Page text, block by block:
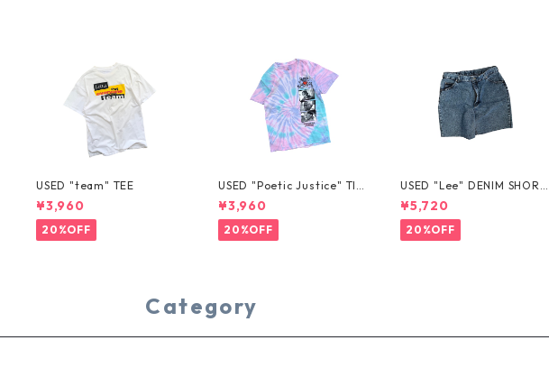
USED "team" TEE
¥3,960
20%OFF
USED "Poetic Justice" TIE
-DYE TEE
¥3,960
20%OFF
USED "Lee" DENIM SHORT
S
¥5,720
20%OFF
Category